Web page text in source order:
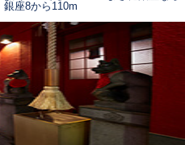
座8から110m